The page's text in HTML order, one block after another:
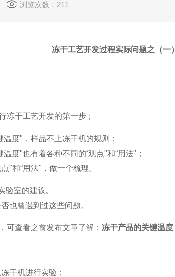
浏览次数：211
冻干工艺开发过程实际问题之（一）
冻干工艺开发的第一步；
温度" ，样品不上冻干机的规则；
温度"也有着各种不同的“观点"和“用法" ；
"和“用法" ，做一个梳理。
验室的建议。
也曾遇到过这些问题。
可查看之前发布文章了解： 冻干产品的关键温度
干机进行实验；